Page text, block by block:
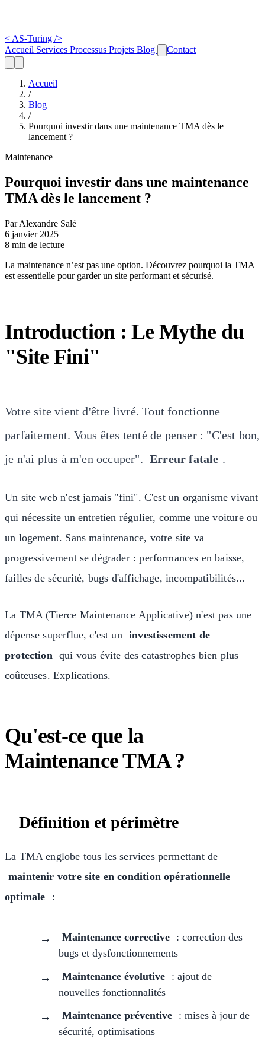
< AS-Turing />
Accueil Services Processus Projets Blog Contact
Accueil
/
Blog
/
Pourquoi investir dans une maintenance TMA dès le
lancement ?
Maintenance
Pourquoi investir dans une maintenance
TMA dès le lancement ?
Par Alexandre Salé
6 janvier 2025
8 min de lecture
La maintenance n’est pas une option. Découvrez pourquoi la TMA
est essentielle pour garder un site performant et sécurisé.
Introduction : Le Mythe du
"Site Fini"
Votre site vient d'être livré. Tout fonctionne
parfaitement. Vous êtes tenté de penser : "C'est bon,
je n'ai plus à m'en occuper". Erreur fatale .
Un site web n'est jamais "fini". C'est un organisme vivant
qui nécessite un entretien régulier, comme une voiture ou
un logement. Sans maintenance, votre site va
progressivement se dégrader : performances en baisse,
failles de sécurité, bugs d'affichage, incompatibilités...
La TMA (Tierce Maintenance Applicative) n'est pas une
dépense superflue, c'est un
investissement de
protection qui vous évite des catastrophes bien plus
coûteuses. Explications.
Qu'est-ce que la
Maintenance TMA ?
Définition et périmètre
La TMA englobe tous les services permettant de
maintenir votre site en condition opérationnelle
optimale
:
Maintenance corrective : correction des
bugs et dysfonctionnements
Maintenance évolutive : ajout de
nouvelles fonctionnalités
Maintenance préventive : mises à jour de
sécurité, optimisations